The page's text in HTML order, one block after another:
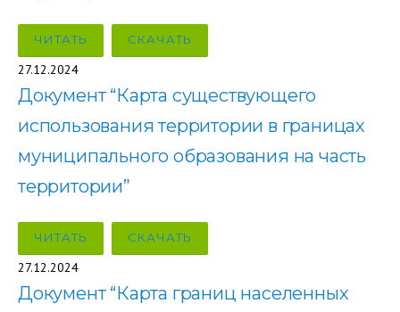
ЧИТАТЬ СКАЧАТЬ
27.12.2024
Документ “Карта существующего
использования территории в границах
муниципального образования на часть
территории”
ЧИТАТЬ СКАЧАТЬ
27.12.2024
Документ “Карта границ населенных